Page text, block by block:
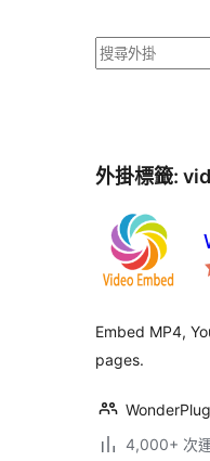
搜
外掛標籤:
Embed MP4,
pages.
4,000+ 次